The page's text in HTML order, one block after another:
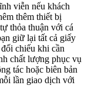
viễn nếu khách
thêm thiết bị
thỏa thuận với cá
giữ lại tất cả giấy
chiếu khi cần
chất lượng phục vụ
tác hoặc biên bản
lần giao dịch với